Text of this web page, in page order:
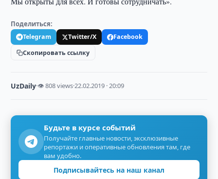
Поделиться:
Telegram Twitter/X
Facebook
Скопировать ссылку
UzDaily·👁 808 views·22.02.2019 · 20:09
Будьте в курсе событий
Получайте главные новости, эксклюзивные
репортажи и оперативные обновления там, где
вам удобно.
Подписывайтесь на наш канал